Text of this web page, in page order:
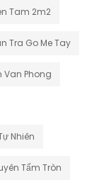
Tam 2m2
Tra Go Me Tay
Van Phong
Nhiên
Tấm Tròn